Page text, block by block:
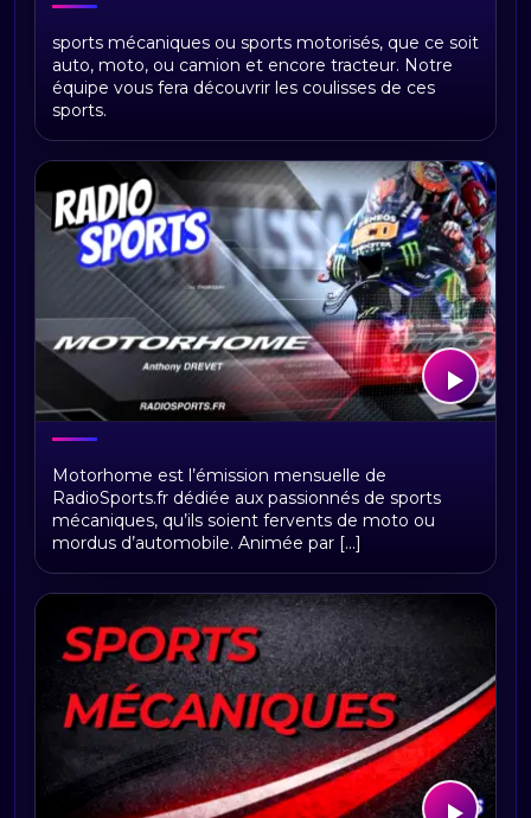
Sports mécaniques : F1, MotoGP,
Endurance, Rallye et Motorhome
sports mécaniques ou sports motorisés, que ce soit
auto, moto, ou camion et encore tracteur. Notre
équipe vous fera découvrir les coulisses de ces
sports.
MOTORHOME
Motorhome est l’émission mensuelle de
RadioSports.fr dédiée aux passionnés de sports
mécaniques, qu’ils soient fervents de moto ou
mordus d’automobile. Animée par [...]